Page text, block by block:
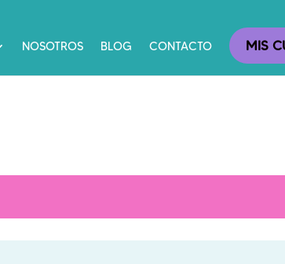
NOSOTROS BLOG CONTACTO MIS